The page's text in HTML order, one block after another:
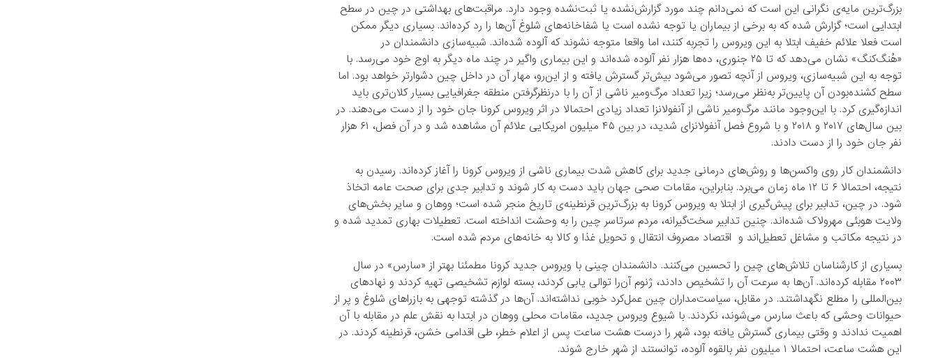
بزرگ‌ترین مایه‌ی نگرانی این است که نمی‌دانم چند مورد گزارش‌نشده یا ثبت‌نشده وجود دارد. مراقبت‌های بهداشتی در چین در سطح
ابتدایی است؛ گزارش شده که به برخی از بیماران یا توجه نشده است یا شفاخانه‌های شلوغ آن‌ها را رد کرده‌اند. بسیاری دیگر ممکن
است فعلا علائم خفیف ابتلا به این ویروس را تجربه کنند، اما واقعا متوجه نشوند که آلوده شده‌اند. شبیه‌سازی دانشمندان در
«هُنگ‌کنگ» نشان می‌دهد که تا ۲۵ جنوری، ده‌ها هزار نفر آلوده شده‌اند و این بیماری واگیر در چند ماه دیگر به اوج خود می‌رسد. با
توجه به این شبیه‌سازی، ویروس از آنچه تصور می‌شود بیش‌تر گسترش یافته و از این‌رو، مهار آن در داخل چین دشوارتر خواهد بود. اما
سطح کشنده‌بودن آن پایین‌تر به‌نظر می‌رسد؛ زیرا تعداد مرگ‌ومیر ناشی از آن را با درنظرگرفتن منطقه جغرافیایی بسیار کلان‌تری باید
اندازه‌گیری کرد. با این‌وجود مانند مرگ‌ومیر ناشی از آنفولانزا تعداد زیادی احتمالا در اثر ویروس کرونا جان خود را از دست می‌دهند. در
بین سال‌های ۲۰۱۷ و ۲۰۱۸ و با شروع فصل آنفولانزای شدید، در بین ۴۵ میلیون امریکایی علائم آن مشاهده شد و در آن فصل، ۶۱ هزار
نفر جان خود را از دست دادند.
دانشمندان کار روی واکسن‌ها و روش‌های درمانی جدید برای کاهش شدت بیماری ناشی از ویروس کرونا را آغاز کرده‌اند. رسیدن به
نتیجه، احتمالا ۶ تا ۱۲ ماه زمان می‌برد. بنابراین، مقامات صحی جهان باید دست به کار شوند و تدابیر جدی برای صحت عامه اتخاذ
شود. در چین، تدابیر برای پیش‌گیری از ابتلا به ویروس کرونا به بزرگ‌ترین قرنطینه‌ی تاریخ منجر شده است؛ ووهان و سایر بخش‌های
ولایت هوبئی مهرولاک شده‌اند. چنین تدابیر سخت‌گیرانه، مردم سرتاسر چین را به وحشت انداخته است. تعطیلات بهاری تمدید شده و
در نتیجه مکاتب و مشاغل تعطیل‌اند و اقتصاد مصروف انتقال و تحویل غذا و کالا به خانه‌های مردم شده است.
بسیاری از کارشناسان تلاش‌های چین را تحسین می‌کنند. دانشمندان چینی با ویروس جدید کرونا مطمئنا بهتر از «سارس» در سال
۲۰۰۳ مقابله کرده‌اند. آن‌ها به سرعت آن را تشخیص دادند، ژنوم آن‌را توالی یابی کردند، بسته لوازم تشخیصی تهیه کردند و نهادهای
بین‌المللی را مطلع نگهداشتند. در مقابل، سیاست‌مداران چین عمل‌کرد خوبی نداشته‌اند. آن‌ها در گذشته توجهی به بازراهای شلوغ و پر از
حیوانات وحشی که باعث سارس می‌شوند، نکردند. با شیوع ویروس جدید، مقامات محلی ووهان در ابتدا به نقش علم در مقابله با آن
اهمیت ندادند و وقتی بیماری گسترش یافته بود، شهر را درست هشت ساعت پس از اعلام خطر، طی اقدامی خشن، قرنطینه کردند. در
این هشت ساعت، احتمالا ۱ میلیون نفر بالقوه آلوده، توانستند از شهر خارج شوند.